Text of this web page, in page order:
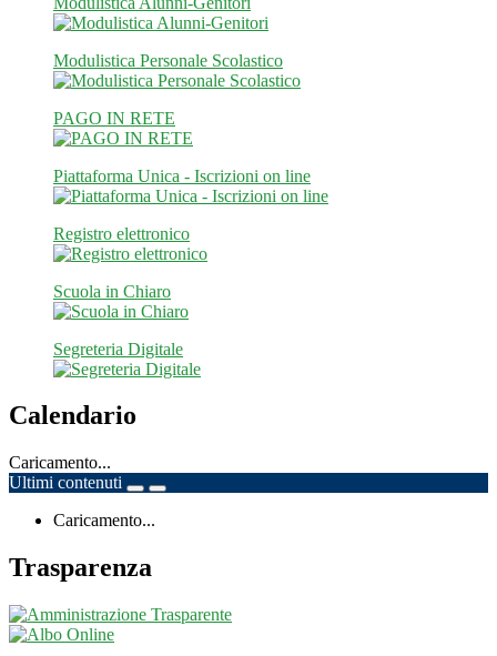
Modulistica Personale Scolastico
PAGO IN RETE
Piattaforma Unica - Iscrizioni on line
Registro elettronico
Scuola in Chiaro
Segreteria Digitale
Calendario
Caricamento...
Ultimi contenuti
Caricamento...
Trasparenza